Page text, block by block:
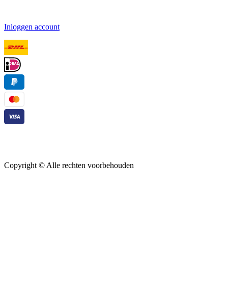
Inloggen account
Copyright © Alle rechten voorbehouden